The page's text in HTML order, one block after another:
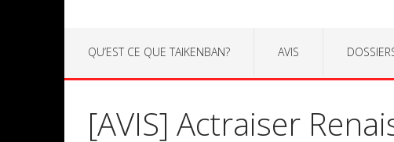
QU’EST CE QUE TAIKENBAN? AVIS
[AVIS] Actraiser